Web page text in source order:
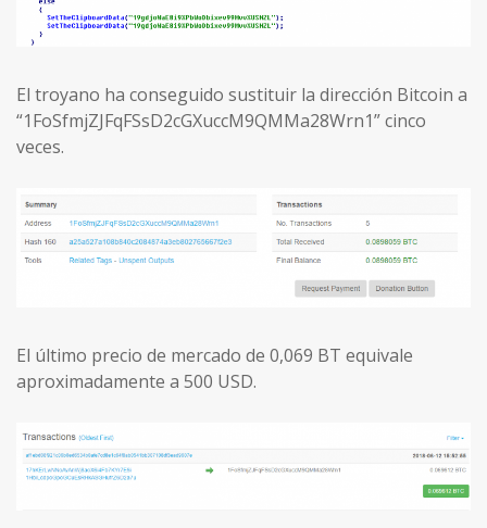
El troyano ha conseguido sustituir la dirección Bitcoin a
“1FoSfmjZJFqFSsD2cGXuccM9QMMa28Wrn1” cinco
veces.
El último precio de mercado de 0,069 BT equivale
aproximadamente a 500 USD.